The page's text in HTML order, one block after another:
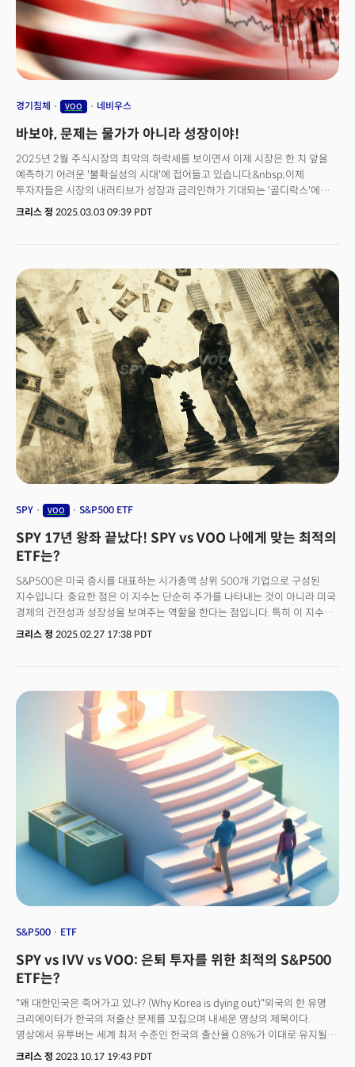
또는 섹터 전체를 대표해 위기에도 복원력이 높은 구조를 띄고 있다. 지금
소개할 7개의 ETF는 이런 이유로 전세계 투자자들에게 가장 사랑받는
상품이다. 미국의 대표지수부터 글로벌 분산, 기술 성장에 배당 인컴까지
투자자의 성향과 목표에 따라 선택 가능한 장기 전략의 최고 상품을 소개한다.
경기침체 VOO 네비우스
바보야, 문제는 물가가 아니라 성장이야!
2025년 2월 주식시장의 최악의 하락세를 보이면서 이제 시장은 한 치 앞을
예측하기 어려운 '불확실성의 시대'에 접어들고 있습니다.&nbsp;이제
투자자들은 시장의 내러티브가 성장과 금리인하가 기대되는 '골디락스'에서
인플레이션의 고착화와 성장의 둔화가 예상되는 '스태그플레이션'으로 급격히
가지 흐름을 제시합니다.&nbsp;&nbsp;📣 오늘 밀키스레터 내용은?
1️⃣&nbsp;물가가 아니라 성장이 문제다&nbsp;2️⃣&nbsp;엔비디아의 성장
둔화? 새로운 AI 황태자의 출현!3️⃣&nbsp;S&P500 ETF SPY 17년 왕좌
끝났다&nbsp;📢&nbsp;이것 말고도 또 있어요!🚨 놓치면 후회하는 시장의
핵심 시그널🔥 지난주 가장 뜨거웠던 월가 투자의견📆 이번 주 증시 핵심 일정
(Market Watch)
크리스 정 2025.03.03 09:39 PDT
SPY VOO S&P500 ETF
SPY 17년 왕좌 끝났다! SPY vs VOO 나에게 맞는 최적의
ETF는?
S&P500은 미국 증시를 대표하는 시가총액 상위 500개 기업으로 구성된
지수입니다. 중요한 점은 이 지수는 단순히 주가를 나타내는 것이 아니라 미국
경제의 건전성과 성장성을 보여주는 역할을 한다는 점입니다. 특히 이 지수에
포함된 기업들은 미국 전체 시가총액의 80% 이상을 차지할 만큼 막강한
될 가능성이 있는 기업에 투자하는 것을 중요한 전략으로 사용할 정도니 이
지수 자체에 투자하는 것은 그만큼 매력적인 방법입니다. 그렇다면 모든
지수의 왕으로 불리는 S&P500에 투자해야 하는 이유는 크게 세 가지로
압축해 볼 수 있습니다. 1. 장기 상승 추세: S&P500은 단기 변동에도
장기적으로 꾸준히 우상향해 왔습니다. 지난 30년간의 연평균 수익률은 무려
10%에 달합니다. 경기 변동에 따라 등락은 있지만 장기적으로는 미국의 경제
성장과 함께 꾸준한 상승세를 유지하고 있습니다. 2. 높은 안정성과 투자
면역력: S&P500에는 시장에서 독점적 지위와 막강한 브랜드 파워, 그리고
기술 혁신을 앞세운 세계 최고의 기업들이 포진해 있습니다. 이들 기업들은
어려운 환경에도 선전할 수 있는 저력을 지니고 있습니다. 3. 분산투자 효과:
S&P500에 투자한다는 것은 미국 전체 산업과 경제에 베팅한다는 의미와
같습니다. 11개의 다양한 산업 섹터에 나뉜 기업들은 미국 최고의 기업들이며
미국인들의 대다수가 은퇴플랜에 S&P500을 투자하고 있는 만큼 미 정치권은
S&P500의 실적을 민감하게 보고 주가를 끌어올리는 것에 사력을 다하고
투자처로 인식됩니다. 특히 은퇴를 대비하거나 노후 자금 마련을 위한
가장 손쉬운 방법은 바로 ETF를 활용하는 것입니다.
크리스 정 2025.02.27 17:38 PDT
S&P500 ETF
SPY vs IVV vs VOO: 은퇴 투자를 위한 최적의 S&P500
ETF는?
"왜 대한민국은 죽어가고 있나? (Why Korea is dying out)"외국의 한 유명
크리에이터가 한국의 저출산 문제를 꼬집으며 내세운 영상의 제목이다.
영상에서 유투버는 세계 최저 수준인 한국의 출산율 0.8%가 이대로 유지될
경우 100년 안에 94%의 젊은 층 인구가 사라질 수 있음을 경고했다. 노인의
크리스 정 2023.10.17 19:43 PDT